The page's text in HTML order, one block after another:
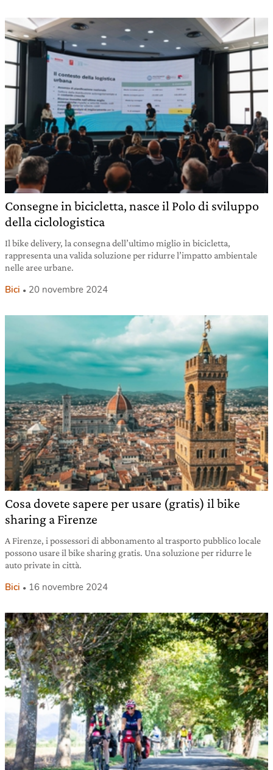
Consegne in bicicletta, nasce il Polo di sviluppo
della ciclologistica
Il bike delivery, la consegna dell’ultimo miglio in bicicletta,
rappresenta una valida soluzione per ridurre l’impatto ambientale
nelle aree urbane.
Bici 20 novembre 2024
Cosa dovete sapere per usare (gratis) il bike
sharing a Firenze
A Firenze, i possessori di abbonamento al trasporto pubblico locale
possono usare il bike sharing gratis. Una soluzione per ridurre le
auto private in città.
Bici 16 novembre 2024